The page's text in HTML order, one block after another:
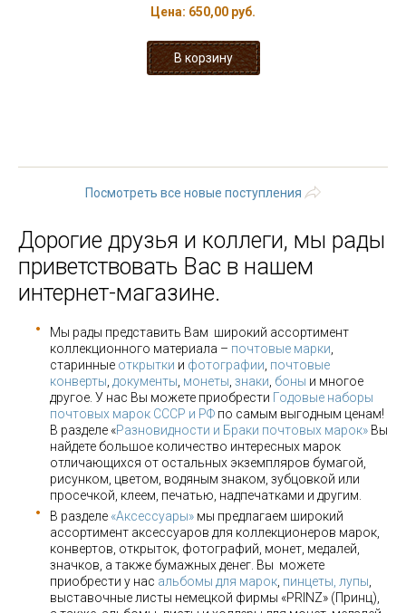
Цена: 650,00 руб.
Посмотреть все новые поступления
Дорогие друзья и коллеги, мы рады
приветствовать Вас в нашем
интернет-магазине.
Мы рады представить Вам широкий ассортимент
коллекционного материала – почтовые марки
старинные открытки и фотографии почтовые
конверты документы монеты знаки боны и многое
другое. У нас Вы можете приобрести Годовые наборы
почтовых марок СССР и РФ по самым выгодным ценам!
В разделе «Разновидности и Браки почтовых марок» Вы
найдете большое количество интересных марок
отличающихся от остальных экземпляров бумагой,
рисунком, цветом, водяным знаком, зубцовкой или
просечкой, клеем, печатью, надпечатками и другим.
В разделе «Аксессуары» мы предлагаем широкий
ассортимент аксессуаров для коллекционеров марок,
конвертов, открыток, фотографий, монет, медалей,
значков, а также бумажных денег. Вы можете
приобрести у нас альбомы для марок пинцеты, лупы
выставочные листы немецкой фирмы «PRINZ» (Принц),